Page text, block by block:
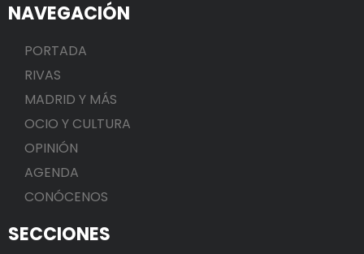
NAVEGACIÓN
PORTADA
RIVAS
MADRID Y MÁS
OCIO Y CULTURA
OPINIÓN
AGENDA
CONÓCENOS
SECCIONES